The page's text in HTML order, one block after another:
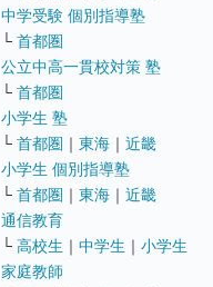
中学受験 個別指導塾
└ 首都圏
公立中高一貫校対策 塾
└ 首都圏
小学生 塾
└ 首都圏 ｜ 東海 ｜ 近畿
小学生 個別指導塾
└ 首都圏 ｜ 東海 ｜ 近畿
通信教育
└ 高校生 ｜ 中学生 ｜ 小学生
家庭教師